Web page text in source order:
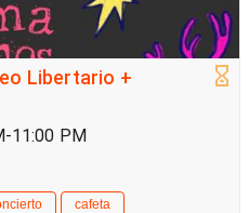
Libertario +
11:00 PM
cafeta